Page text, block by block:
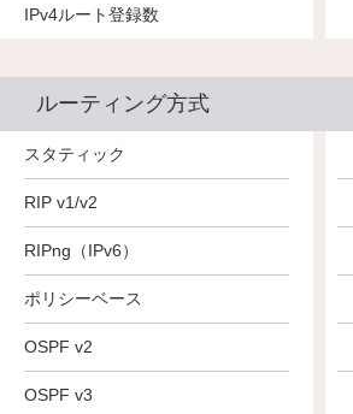
IPv4ルート登録数
13K（最大）
ルーティング方式
スタティック
RIP v1/v2
RIPng（IPv6）
ポリシーベース
OSPF v2
OSPF v3
○
○
AT-x530L-FL01
○
○
AT-x530L-FL01